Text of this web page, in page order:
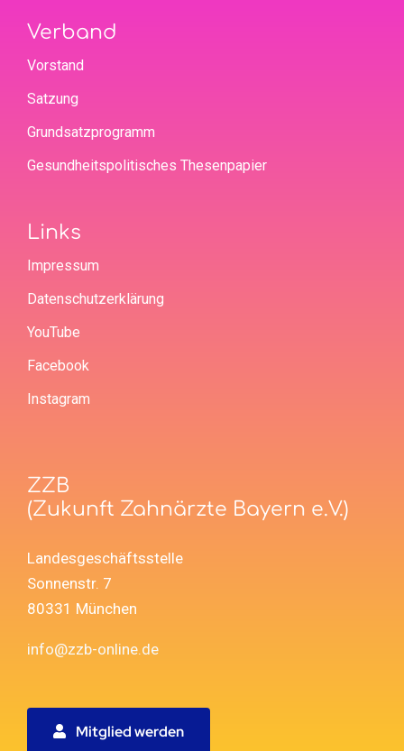
Verband
Vorstand
Satzung
Grundsatzprogramm
Gesundheitspolitisches Thesenpapier
Links
Impressum
Datenschutzerklärung
YouTube
Facebook
Instagram
ZZB
(Zukunft Zahnärzte Bayern e.V.)
Landesgeschäftsstelle
Sonnenstr. 7
80331 München
info@zzb-online.de
Mitglied werden